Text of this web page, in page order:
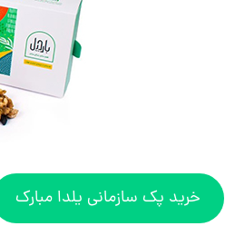
خرید پک سازمانی یلدا مبارک